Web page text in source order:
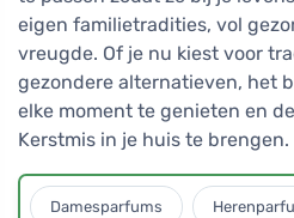
eigen familietradities, vol
vreugde. Of je nu kiest voor
gezondere alternatieven, het
elke moment te genieten en
Kerstmis in je huis te brengen.
Damesparfums